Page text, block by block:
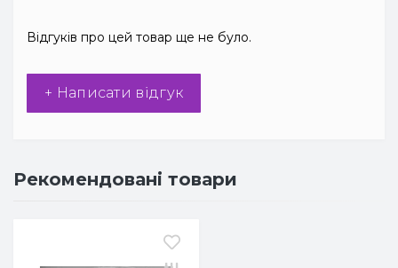
Відгуків про цей товар ще не було.
+ Написати відгук
Рекомендовані товари